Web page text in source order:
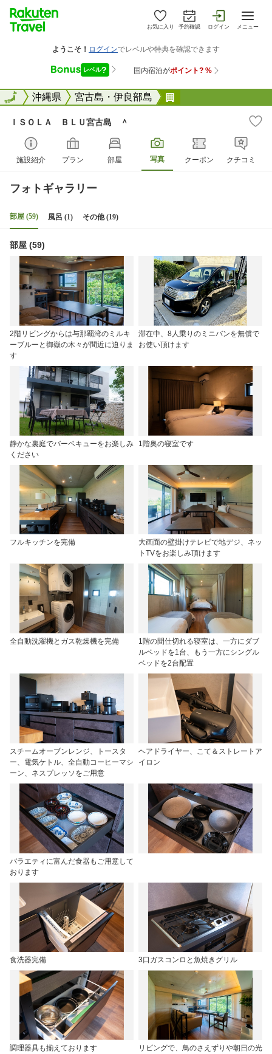
お気に入り 予約確認 ログイン メニュー
全国沖縄県 宮古島・伊良部島
全国
ＩＳＯＬＡ ＢＬＵ宮古島 ＾
施設紹介 プラン 部屋 写真 クーポン クチコミ
フォトギャラリー
部屋 (59) 風呂 (1) その他 (19)
部屋 (59)
2階リビングからは与那覇湾のミルキ
ーブルーと御嶽の木々が間近に迫りま
す
滞在中、8人乗りのミニバンを無償で
お使い頂けます
静かな裏庭でバーベキューをお楽しみ
ください
1階奥の寝室です
フルキッチンを完備
大画面の壁掛けテレビで地デジ、ネッ
トTVをお楽しみ頂けます
全自動洗濯機とガス乾燥機を完備
1階の間仕切れる寝室は、一方にダブ
ルベッドを1台、もう一方にシングル
ベッドを2台配置
スチームオーブンレンジ、トースタ
ー、電気ケトル、全自動コーヒーマシ
ーン、ネスプレッソをご用意
ヘアドライヤー、こて＆ストレートア
イロン
バラエティに富んだ食器もご用意して
おります
食洗器完備 3口ガスコンロと魚焼きグリル
調理器具も揃えております
リビングで、鳥のさえずりや朝日の光